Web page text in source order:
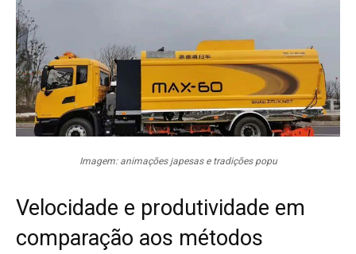
Imagem: animações japesas e tradições popu
Velocidade e produtividade em
comparação aos métodos